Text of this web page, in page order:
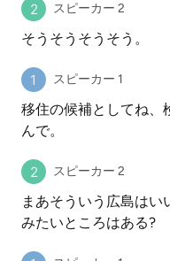
スピーカー 2
そうそうそうそう。
スピーカー 1
移住の候補としてね、
んで。
スピーカー 2
まあそういう広島は
みたいところはある?